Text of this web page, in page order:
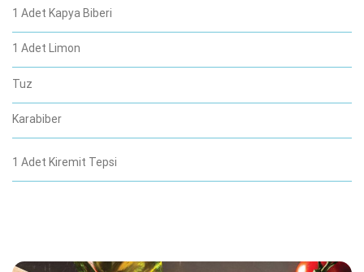
1 Adet Kapya Biberi
1 Adet Limon
Tuz
Karabiber
1 Adet Kiremit Tepsi